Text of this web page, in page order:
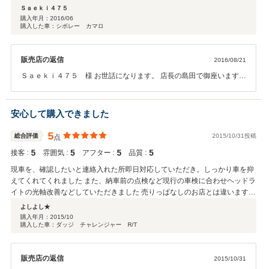
ずっとずっと丁寧に接客してくださった島田健司店長。また、店舗内のスタ
ッフさんも優しく丁寧な対応です。 購入に当たっては、島田さんと２人で同
じ車を購入するかのような親身であり全力の対応。 納車の際の陸送課担当者
はせずきちんと最後まで対応してくださったので不安もストレスも感じませ
んでした。 購入後ももちろんたくさんのアシストを行ってくださいますし個
選ぶのではなく、人を選んで買うのがベストだと思っております。
Ｓａｅｋｉ４７５
購入年月： 2016/06
購入した車：シボレー カマロ
販売店の返信 2016/08/21
Ｓａｅｋｉ４７５ 様 お世話になります。 店長の島田で御座います。
る事が出来ない状況の中で当社商品をご購入頂き、喜んでいただけた
事を本当に嬉しく感じております。 沢山のお客様に良い商品とアフタ
ーサービスをお届けしたく常々 無い頭を悩ませておりますが、 この
ようなご意見を頂けた事はBUBU柏店にとって本当に誇らしい事で
す。本当に有難う御座います。 Ｓａｅｋｉ４７５様とはこれからが本
当のお付き合いだと思っておりますので、今後とも末永くよろしくお
願い致します。 BUBUとして今回のクチコミの様な感想を一人でも多
くのお客様に感じて頂ける様に邁進してまいります！
安心して購入できました
総合評価 5点 2015/10/31投稿
接客 : 5 雰囲気 : 5 アフター : 5 品質 : 5
現車を、確認したいと連絡入れた所即日対応していただき。しっかり車を抑
えてくれてくれました また、納車前の点検など現行の車検に合わせヘッドラ
イトの光軸改善などしていただきました 売りっぱなしのお店とは違いますね
社員の教育もしっかりしていると肌で感じました、少し離れていますが、今
後もお付き合いよろしくお願いします
よしよし★
購入年月： 2015/10
購入した車：ダッジ チャレンジャー R/T
販売店の返信 2015/10/31